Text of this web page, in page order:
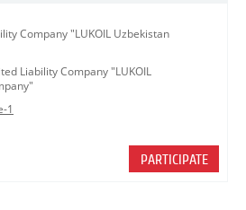
Company "LUKOIL Uzbekistan
Liability Company "LUKOIL
1
PARTICIPATE